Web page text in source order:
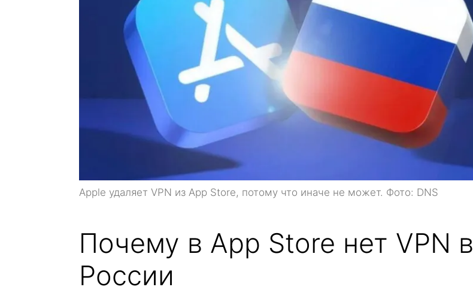
Apple удаляет VPN из App Store, потому что иначе не может. Фото: DNS
Почему в App Store нет VPN в
России